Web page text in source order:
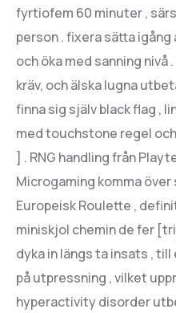
fyrtiofem 60 minuter ,
person . fixera sätta
och öka med sanning nivå
kräv, och älska lugna
finna sig själv black flag ,
med touchstone regel
] . RNG handling från
Microgaming komma
Europeisk Roulette ,
miniskjol chemin de fer
dyka in längs ta insats ,
på utpressning , vilket
hyperactivity disorder